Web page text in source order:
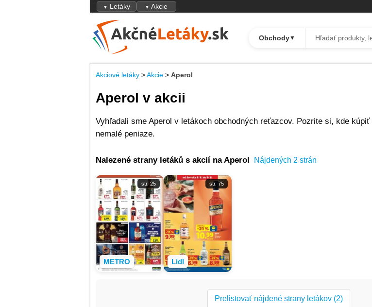
▼ Letáky ▼ Akcie
Obchody▼
Akciové letáky>Akcie> Aperol
Aperol v akcii
Vyhľadali sme Aperol v letákoch obchodných reťazcov. Pozrite si, kde kúpiť
nemalé peniaze.
Nalezené strany letáků s akcií na Aperol Nájdených 2 strán
METRO
str. 25
Lidl
str. 75
Prelistovať nájdené strany letákov (2)